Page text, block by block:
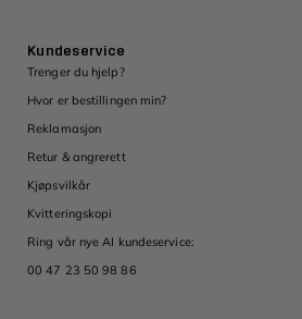
Kundeservice
Trenger du hjelp?
Hvor er bestillingen min?
Reklamasjon
Retur & angrerett
Kjøpsvilkår
Kvitteringskopi
Ring vår nye AI kundeservice:
00 47 23 50 98 86